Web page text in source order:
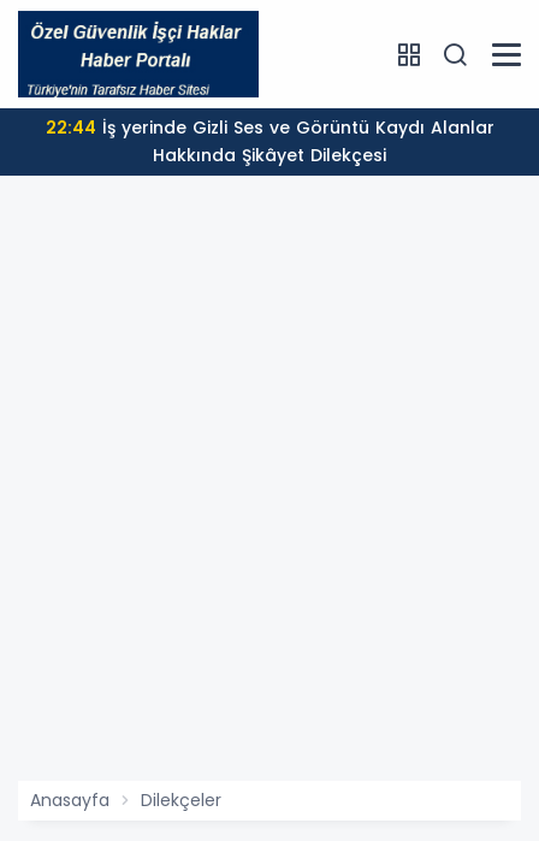
22:44
Hakkında Şikâyet Dilekçesi
Anasayfa Dilekçeler